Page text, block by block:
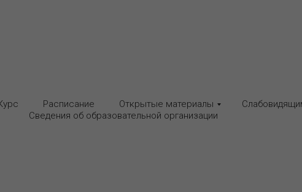
Расписание Открытые материалы
Сведения об образовательной организации